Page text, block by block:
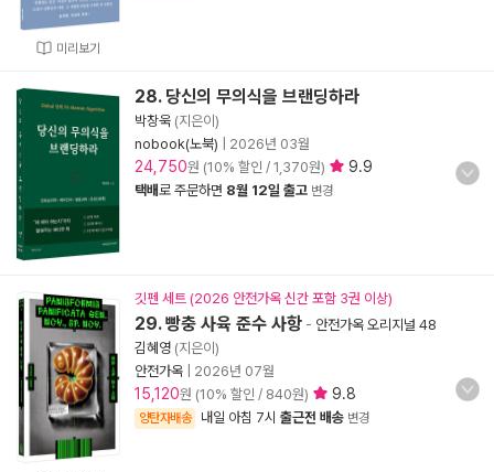
미리보기
28. 당신의 무의식을 브랜딩하라
박창욱 (지은이)
nobook(노북)
2026년 03월
24,750원 (10% 할인 / 1,370원) 9.9
택배로 주문하면 8월 12일 출고 변경
깃펜 세트 (2026 안전가옥 신간 포함 3권 이상)
29. 빵충 사육 준수 사항 - 안전가옥 오리지널 48
김혜영 (지은이)
안전가옥
2026년 07월
15,120원 (10% 할인 / 840원) 9.8
양탄자배송 내일 아침 7시 출근전 배송 변경